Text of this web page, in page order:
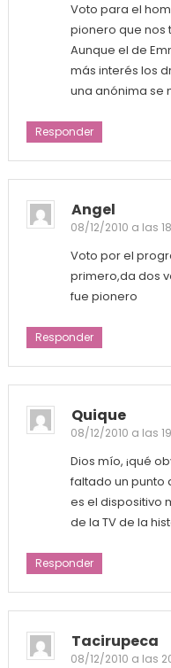
Voto para el
pionero que nos
Aunque el de
más interés los
una anónima se
Responder
Angel
08/12/2010 a las
Voto por el
primero,da dos
fue pionero
Responder
Quique
08/12/2010 a las
Dios mío, ¡qué
faltado un punto
es el dispositivo
de la TV de la
Responder
Tacirupeca
08/12/2010 a las